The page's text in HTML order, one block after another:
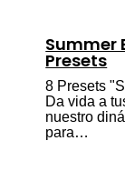
Summer
Presets
8 Presets
Da vida a
nuestro
para…